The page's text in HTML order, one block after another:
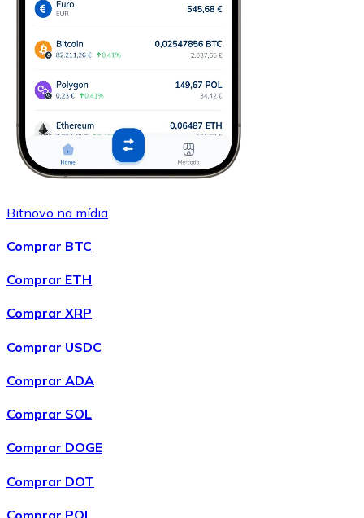
Bitnovo na mídia
Comprar BTC
Comprar ETH
Comprar XRP
Comprar USDC
Comprar ADA
Comprar SOL
Comprar DOGE
Comprar DOT
Comprar POL